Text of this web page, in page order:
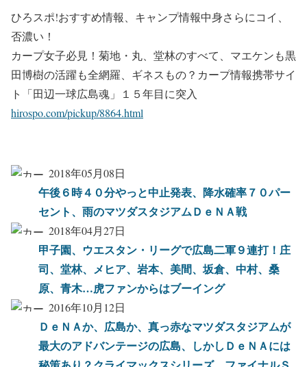
ひろスポ!おすすめ情報、キャンプ情報中身さらにコイ、
否濃い！
カープ女子必見！菊地・丸、堂林のすべて、マエケンも黒
田博樹の活躍も全網羅、ギネスもの？カープ情報携帯サイ
ト「田辺一球広島魂」１５年目に突入
hirospo.com/pickup/8864.html
2018年05月08日
午後６時４０分やっと中止発表、降水確率７０パー
セント、雨のマツダスタジアムＤｅＮＡ戦
2018年04月27日
甲子園、ウエスタン・リーグで広島二軍９連打！庄
司、堂林、メヒア、岩本、美間、坂倉、中村、桑
原、青木…虎ファンからはブーイング
2016年10月12日
ＤｅＮＡか、広島か、真っ赤なマツダスタジアムが
最大のアドバンテージの広島、しかしＤｅＮＡには